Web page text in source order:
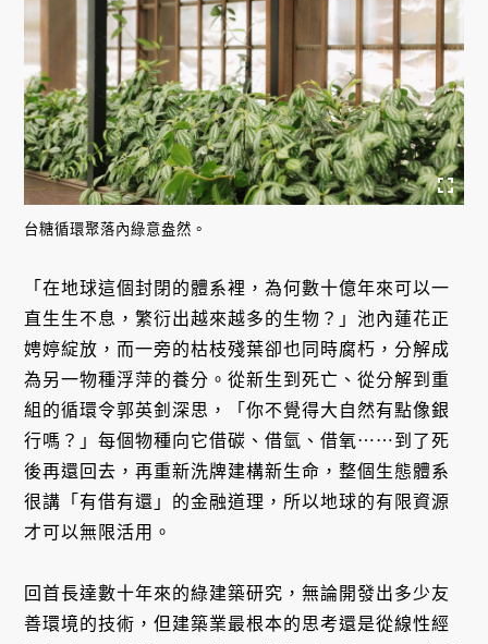
台糖循環聚落內綠意盎然。
「在地球這個封閉的體系裡，為何數十億年來可以一
直生生不息，繁衍出越來越多的生物？」池內蓮花正
娉婷綻放，而一旁的枯枝殘葉卻也同時腐朽，分解成
為另一物種浮萍的養分。從新生到死亡、從分解到重
組的循環令郭英釗深思，「你不覺得大自然有點像銀
行嗎？」每個物種向它借碳、借氫、借氧⋯⋯到了死
後再還回去，再重新洗牌建構新生命，整個生態體系
很講「有借有還」的金融道理，所以地球的有限資源
才可以無限活用。
回首長達數十年來的綠建築研究，無論開發出多少友
善環境的技術，但建築業最根本的思考還是從線性經